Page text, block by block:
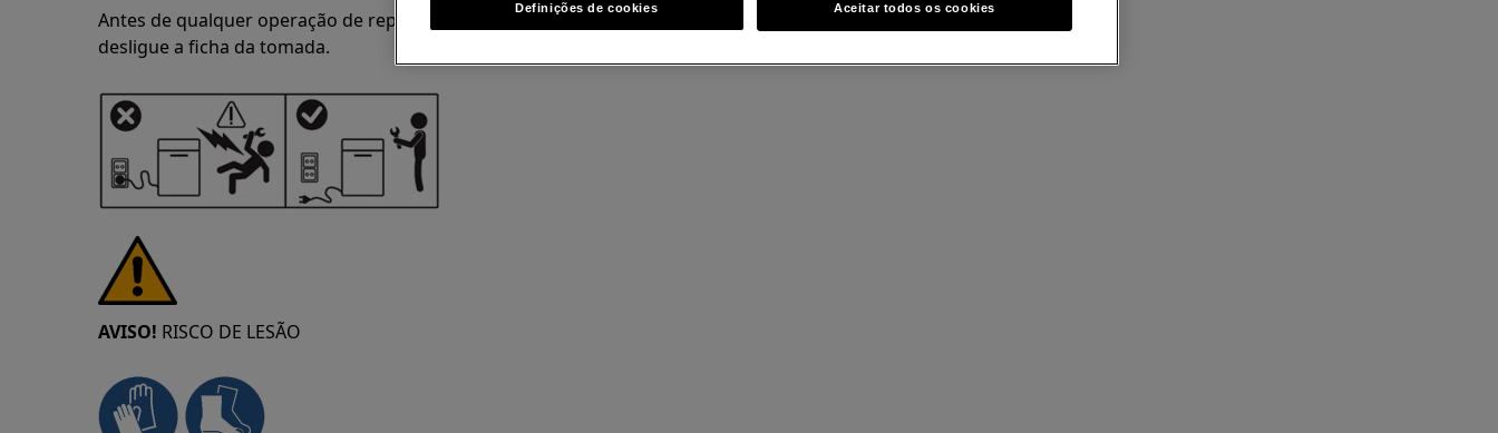
Antes de qualquer operação de reparação ou manutenção, desative o aparelho e
desligue a ficha da tomada.
AVISO! RISCO DE LESÃO
Definições de cookies Aceitar todos os cookies